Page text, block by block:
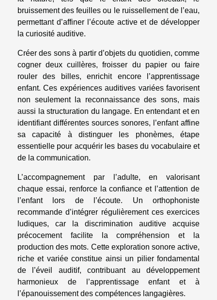
bruissement des feuilles ou le ruissellement de l’eau,
permettant d’affiner l’écoute active et de développer
la curiosité auditive.
Créer des sons à partir d’objets du quotidien, comme
cogner deux cuillères, froisser du papier ou faire
rouler des billes, enrichit encore l’apprentissage
enfant. Ces expériences auditives variées favorisent
non seulement la reconnaissance des sons, mais
aussi la structuration du langage. En entendant et en
identifiant différentes sources sonores, l’enfant affine
sa capacité à distinguer les phonèmes, étape
essentielle pour acquérir les bases du vocabulaire et
de la communication.
L’accompagnement par l’adulte, en valorisant
chaque essai, renforce la confiance et l’attention de
l’enfant lors de l’écoute. Un orthophoniste
recommande d’intégrer régulièrement ces exercices
ludiques, car la discrimination auditive acquise
précocement facilite la compréhension et la
production des mots. Cette exploration sonore active,
riche et variée constitue ainsi un pilier fondamental
de l’éveil auditif, contribuant au développement
harmonieux de l’apprentissage enfant et à
l’épanouissement des compétences langagières.